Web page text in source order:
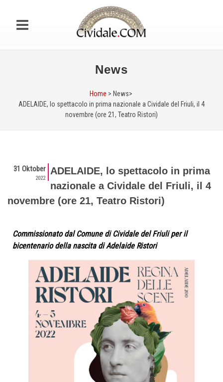
News
Home > News>
ADELAIDE, lo spettacolo in prima nazionale a Cividale del Friuli, il 4
novembre (ore 21, Teatro Ristori)
31 Oktober
2022
ADELAIDE, lo spettacolo in prima
nazionale a Cividale del Friuli, il 4
novembre (ore 21, Teatro Ristori)
Commissionato dal Comune di Cividale del Friuli per il
bicentenario della nascita di Adelaide Ristori